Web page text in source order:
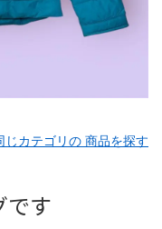
じカテゴリの 商品を探す
です